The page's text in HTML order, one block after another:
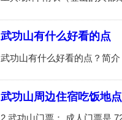
武功山有什么好看的点
武功山周边住宿吃饭地点